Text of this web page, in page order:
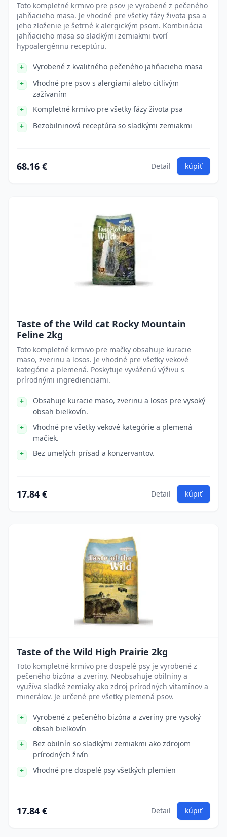
Toto kompletné krmivo pre psov je vyrobené z pečeného
jahňacieho mäsa. Je vhodné pre všetky fázy života psa a
jeho zloženie je šetrné k alergickým psom. Kombinácia
jahňacieho mäsa so sladkými zemiakmi tvorí
hypoalergénnu receptúru.
Vyrobené z kvalitného pečeného jahňacieho mäsa
Vhodné pre psov s alergiami alebo citlivým
zažívaním
Kompletné krmivo pre všetky fázy života psa
Bezobilninová receptúra so sladkými zemiakmi
68.16 € Detail kúpiť
Taste of the Wild cat Rocky Mountain
Feline 2kg
Toto kompletné krmivo pre mačky obsahuje kuracie
mäso, zverinu a losos. Je vhodné pre všetky vekové
kategórie a plemená. Poskytuje vyváženú výživu s
prírodnými ingredienciami.
Obsahuje kuracie mäso, zverinu a losos pre vysoký
obsah bielkovín.
Vhodné pre všetky vekové kategórie a plemená
mačiek.
Bez umelých prísad a konzervantov.
17.84 € Detail kúpiť
Taste of the Wild High Prairie 2kg
Toto kompletné krmivo pre dospelé psy je vyrobené z
pečeného bizóna a zveriny. Neobsahuje obilniny a
využíva sladké zemiaky ako zdroj prírodných vitamínov a
minerálov. Je určené pre všetky plemená psov.
Vyrobené z pečeného bizóna a zveriny pre vysoký
obsah bielkovín
Bez obilnín so sladkými zemiakmi ako zdrojom
prírodných živín
Vhodné pre dospelé psy všetkých plemien
17.84 € Detail kúpiť